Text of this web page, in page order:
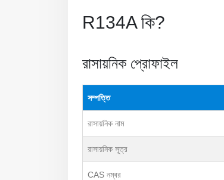
R134A কি?
রাসায়নিক প্রোফাইল
সম্পত্তি
রাসায়নিক নাম
রাসায়নিক সূত্র
CAS নম্বর